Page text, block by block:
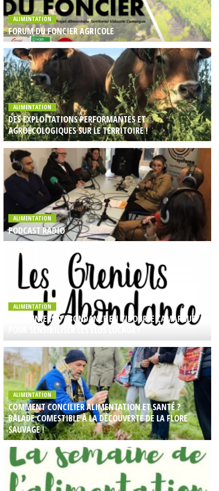
ALIMENTATION
FORUM DU FONCIER AGRICOLE
ALIMENTATION
DES EXPLOITATIONS PERFORMANTES ET
AGROÉCOLOGIQUES SUR LE TERRITOIRE !
ALIMENTATION
PODCAST RADIO
ALIMENTATION
LES GRENIERS D'ABONDANCE EN VIDOURLE CAMARGUE
POUR SENSIBILISER LES ÉLUS LOCAUX !
ALIMENTATION
COMMENT CONCILIER ALIMENTATION ET SANTÉ ?
BALADE COMESTIBLE À LA DÉCOUVERTE DE LA FLORE
SAUVAGE !